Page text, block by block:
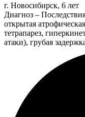
г. Новосибирск, 6 лет
Диагноз –
открытая
тетрапарез,
атаки), грубая